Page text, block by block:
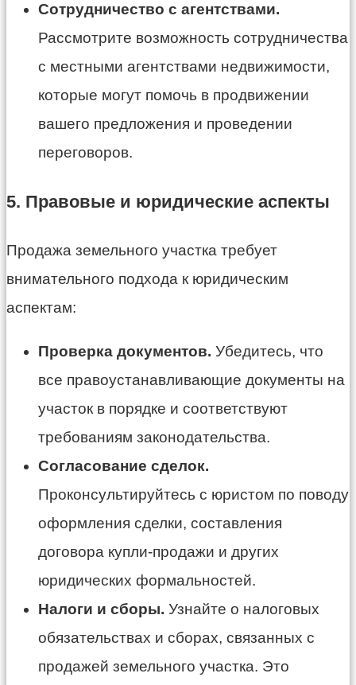
Сотрудничество с агентствами.
Рассмотрите возможность сотрудничества
с местными агентствами недвижимости,
которые могут помочь в продвижении
вашего предложения и проведении
переговоров.
5. Правовые и юридические аспекты
Продажа земельного участка требует
внимательного подхода к юридическим
аспектам:
Проверка документов. Убедитесь, что
все правоустанавливающие документы на
участок в порядке и соответствуют
требованиям законодательства.
Согласование сделок.
Проконсультируйтесь с юристом по поводу
оформления сделки, составления
договора купли-продажи и других
юридических формальностей.
Налоги и сборы. Узнайте о налоговых
обязательствах и сборах, связанных с
продажей земельного участка. Это